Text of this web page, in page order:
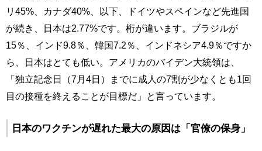
リ45%、カナダ40%、以下、ドイツやスペインなど先進国
が続き、日本は2.77%です。桁が違います。ブラジルが
15％、インド9.8％、韓国7.2％、インドネシア4.9％ですか
ら、日本はとても低い。アメリカのバイデン大統領は、
「独立記念日（7月4日）までに成人の7割が少なくとも1回
目の接種を終えることが目標だ」と言っています。
日本のワクチンが遅れた最大の原因は「官僚の保身」